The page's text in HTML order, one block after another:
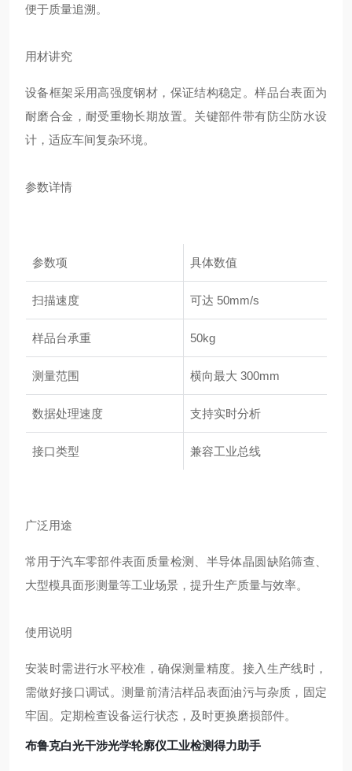
便于质量追溯。
用材讲究
设备框架采用高强度钢材，保证结构稳定。样品台表面为
耐磨合金，耐受重物长期放置。关键部件带有防尘防水设
计，适应车间复杂环境。
参数详情
参数项 具体数值
扫描速度 可达 50mm/s
样品台承重 50kg
测量范围 横向最大 300mm
数据处理速度 支持实时分析
接口类型 兼容工业总线
广泛用途
常用于汽车零部件表面质量检测、半导体晶圆缺陷筛查、
大型模具面形测量等工业场景，提升生产质量与效率。
使用说明
安装时需进行水平校准，确保测量精度。接入生产线时，
需做好接口调试。测量前清洁样品表面油污与杂质，固定
牢固。定期检查设备运行状态，及时更换磨损部件。
布鲁克白光干涉光学轮廓仪工业检测得力助手